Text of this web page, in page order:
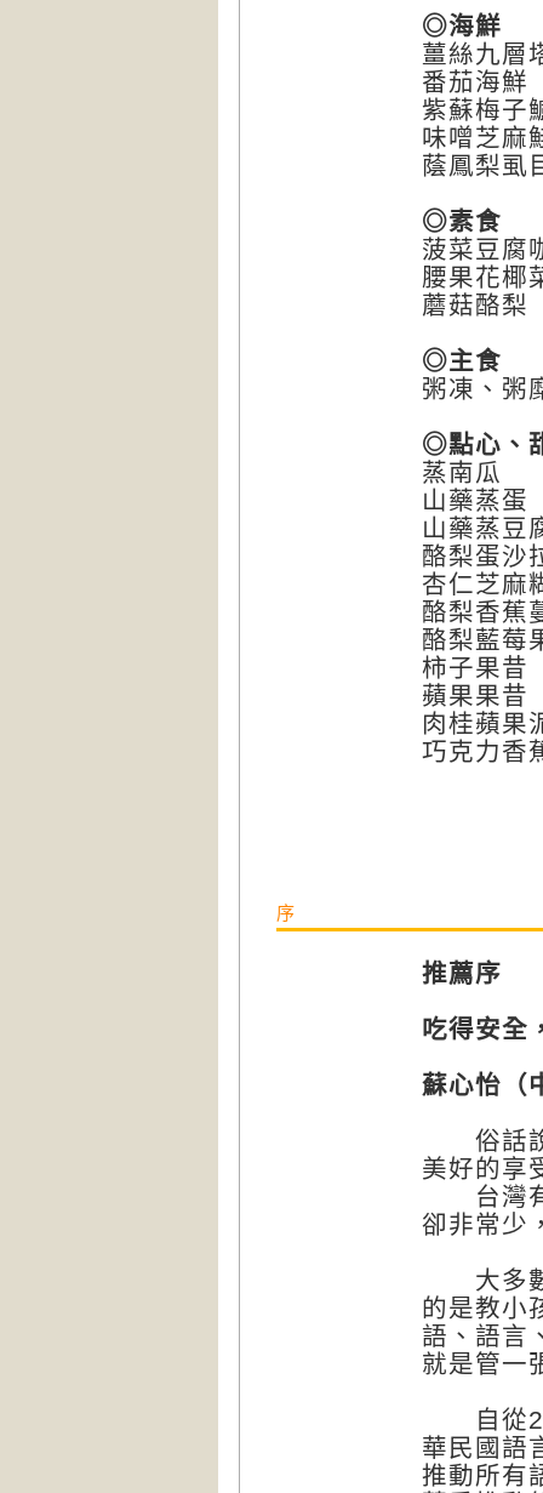
◎海鮮
薑絲九層
番茄海鮮
紫蘇梅子
味噌芝麻
蔭鳳梨虱
◎素食
菠菜豆腐
腰果花椰
蘑菇酪梨
◎主食
粥凍、粥
◎點心、
蒸南瓜
山藥蒸蛋
山藥蒸豆
酪梨蛋沙
杏仁芝麻
酪梨香蕉
酪梨藍莓
柿子果昔
蘋果果昔
肉桂蘋果
巧克力香
序
推薦序
吃得安全
蘇心怡（
俗話說
美好的享
台灣有
卻非常少
大多數
的是教小
語、語言
就是管一
自從
華民國語
推動所有